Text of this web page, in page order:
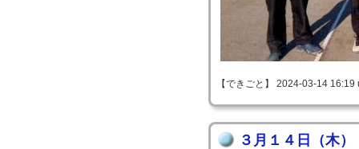
【できごと】 2024-03-14
３月１４日（木）